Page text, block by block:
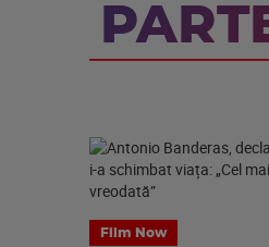
Film Now